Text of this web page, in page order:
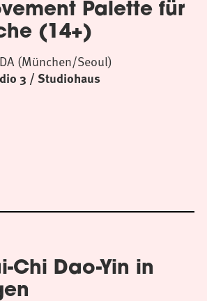
Palette für
(14+)
3 / Studiohaus
(München/Seoul)
Chi Dao-Yin in